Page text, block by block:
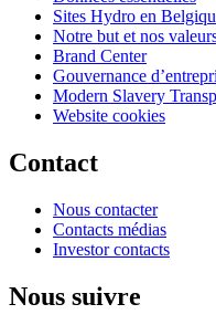
Sites Hydro en
Notre but et nos
Brand Center
Gouvernance
Modern Slavery
Website cookies
Contact
Nous contacter
Contacts médias
Investor contacts
Nous suivre